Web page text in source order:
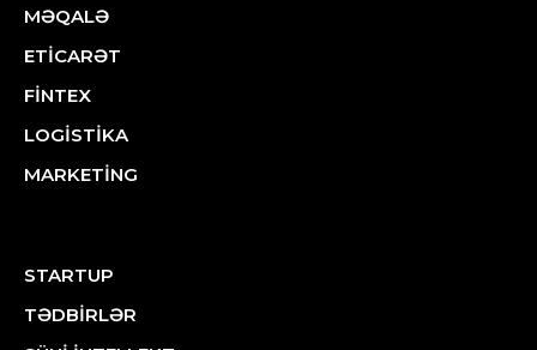
MƏQALƏ
ETİCARƏT
FİNTEX
LOGİSTİKA
MARKETİNG
STARTUP
TƏDBİRLƏR